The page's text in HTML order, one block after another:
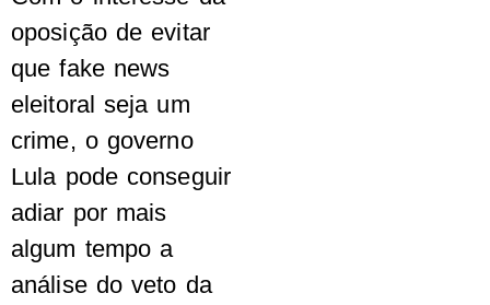
oposição de evitar
que fake news
eleitoral seja um
crime, o governo
Lula pode conseguir
adiar por mais
algum tempo a
análise do veto da